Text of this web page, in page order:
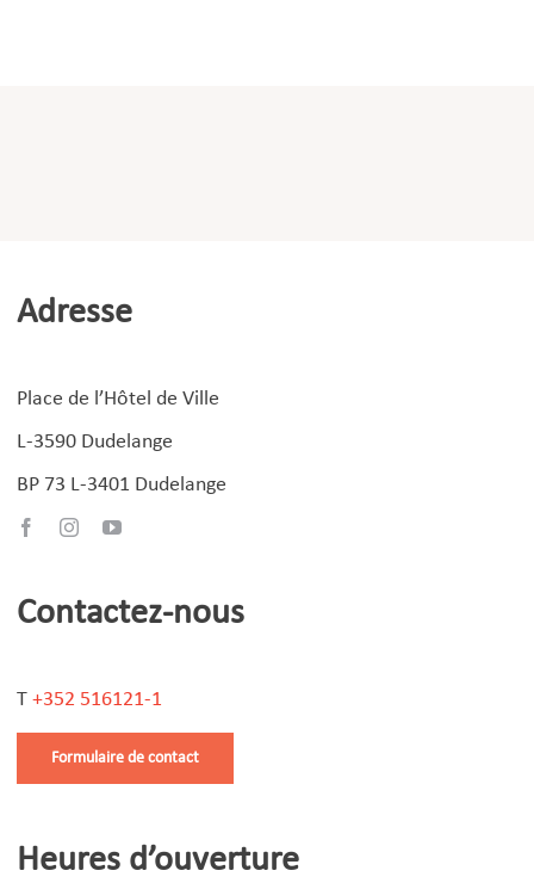
Adresse
Place de l’Hôtel de Ville
L-3590 Dudelange
BP 73 L-3401 Dudelange
Contactez-nous
T +352 516121-1
Formulaire de contact
Heures d’ouverture